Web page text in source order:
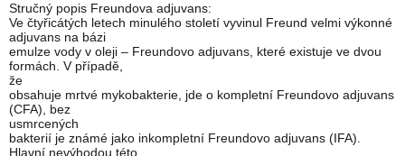
Stručný popis Freundova adjuvans:
Ve čtyřicátých letech minulého století vyvinul Freund velmi výkonné
adjuvans na bázi
emulze vody v oleji – Freundovo adjuvans, které existuje ve dvou
formách. V případě,
že
obsahuje mrtvé mykobakterie, jde o kompletní Freundovo adjuvans
(CFA), bez
usmrcených
bakterií je známé jako inkompletní Freundovo adjuvans (IFA).
Hlavní nevýhodou této